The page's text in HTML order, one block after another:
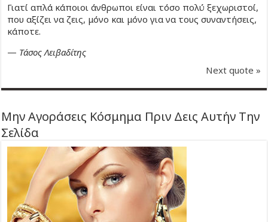
Γιατί απλά κάποιοι άνθρωποι είναι τόσο πολύ ξεχωριστοί,
που αξίζει να ζεις, μόνο και μόνο για να τους συναντήσεις,
κάποτε.
— Τάσος Λειβαδίτης
Next quote »
Μην Αγοράσεις Κόσμημα Πριν Δεις Αυτήν Την
Σελίδα